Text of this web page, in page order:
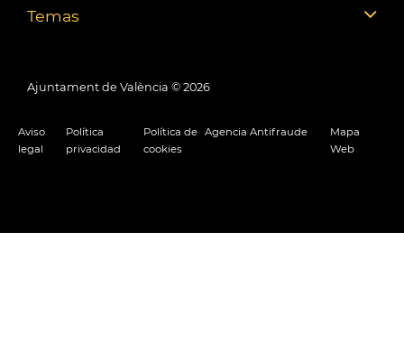
Temas
Ajuntament de València © 2026
Aviso
legal
Política
privacidad
Política de
cookies
Agencia Antifraude
Mapa
Web